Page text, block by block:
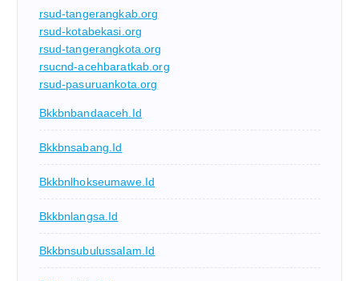
rsud-tangerangkab.org
rsud-kotabekasi.org
rsud-tangerangkota.org
rsucnd-acehbaratkab.org
rsud-pasuruankota.org
Bkkbnbandaaceh.id
Bkkbnsabang.id
Bkkbnlhokseumawe.id
Bkkbnlangsa.id
Bkkbnsubulussalam.id